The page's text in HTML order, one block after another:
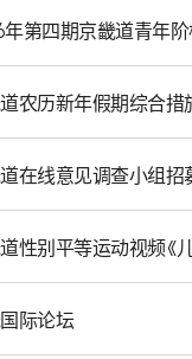
年第四期京畿道青年
农历新年假期综合措
在线意见调查小组招
性别平等运动视频《
际论坛